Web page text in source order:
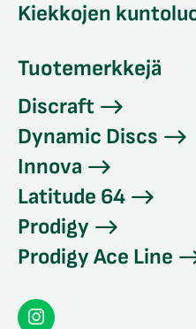
Kiekkojen
Tuotemerkkejä
Discraft
Dynamic Discs
Innova
Latitude 64
Prodigy
Prodigy Ace Line
Seconddisc